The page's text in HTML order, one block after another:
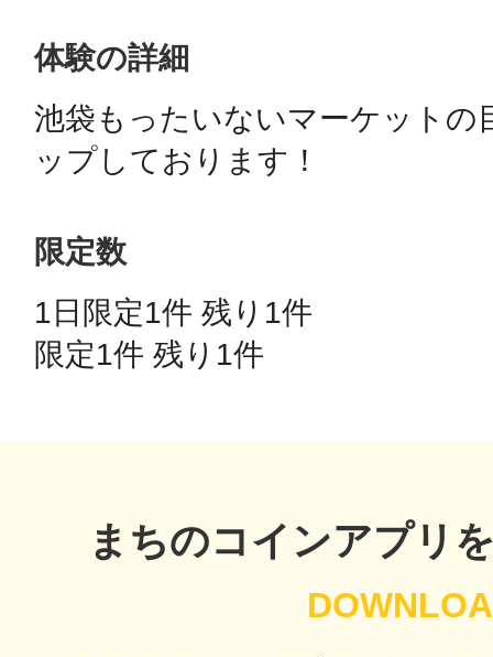
体験の詳細
池袋もったいないマーケットの
限定数
1日限定1件 残り1件
限定1件 残り1件
まちのコインアプリ
秋葉原